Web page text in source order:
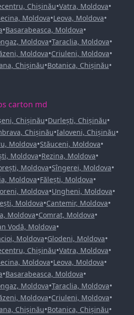
Chișinău•Vatra, Moldova•
Moldova•Leova, Moldova•
•Basarabeasca, Moldova•
Moldova•Taraclia, Moldova•
Moldova•Criuleni, Moldova•
Chișinău•Botanica, Chișinău•
carton md
Chișinău•Durlești, Chișinău•
Chișinău•Ialoveni, Chișinău•
Moldova•Stăuceni, Moldova•
Moldova•Rezina, Moldova•
Moldova•Sîngerei, Moldova•
Moldova•Fălești, Moldova•
Moldova•Ungheni, Moldova•
Moldova•Cantemir, Moldova•
Moldova•Comrat, Moldova•
Vodă, Moldova•
Moldova•Glodeni, Moldova•
Chișinău•Vatra, Moldova•
Moldova•Leova, Moldova•
•Basarabeasca, Moldova•
Moldova•Taraclia, Moldova•
Moldova•Criuleni, Moldova•
Chișinău•Botanica, Chișinău•